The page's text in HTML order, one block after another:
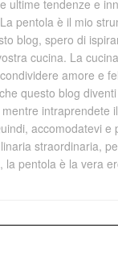
ultime tendenze e
pentola è il mio
blog, spero di
cucina. La
amore e
questo blog
intraprendete
accomodatevi e
straordinaria,
la pentola è la vera